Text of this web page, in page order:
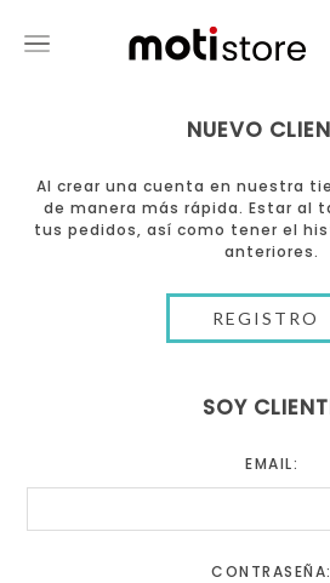
NUEVO
Al crear una cuenta en nuestra
de manera más rápida. Estar al
tus pedidos, así como tener el
anteriores.
SOY
EMAIL:
CONTRASEÑA: